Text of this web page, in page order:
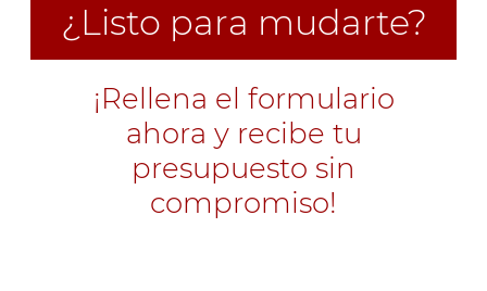
¿Listo para mudarte?
¡Rellena el formulario
ahora y recibe tu
presupuesto sin
compromiso!